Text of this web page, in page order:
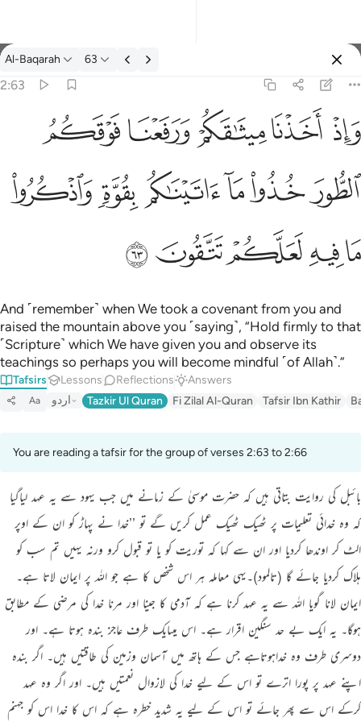
Tafsir: Al-Baqarah 2:63
Al-Baqarah 63
2:63
فوقكم الطور خذوا ما اتيناكم بقوة واذكروا ما فيه لعلكم تتقون ٦٣
ٱلطُّورَ خُذُوا۟ مَآ ءَاتَيْنَـٰكُم بِقُوَّةٍۢ وَٱذْكُرُوا۟ مَا فِيهِ لَعَلَّكُمْ تَتَّقُونَ ٦٣ﱚ ﱛﱜﱝﱞ
ﱟﱠﱡﱢ ﱣﱤ
ﱥﱦﱧﱨﱩ
And ˹remember˺ when We took a covenant from you and
raised the mountain above you ˹saying˺, “Hold firmly to that
˹Scripture˺ which We have given you and observe its
teachings so perhaps you will become mindful ˹of Allah˺.”
Tafsirs Lessons Reflections Answers
Aa اردو Tazkir Ul Quran Fi Zilal Al-Quran Tafsir Ibn Kathir
You are reading a tafsir for the group of verses 2:63 to 2:66
بائبل کی روایت بتاتی ہیں کہ حضرت موسیٰ کے زمانے میں جب یہود سے یہ عہد لیاگیا
کہ وہ خدائی تعلیمات پر ٹھیک ٹھیک عمل کریں گے تو ’’خدا نے پہاڑ کو ان کے اوپر
الٹ کر اوندھا کردیا اور ان سے کہا کہ توریت کو یا تو قبول کرو ورنہ یہیں تم سب کو
ہلاک کردیا جائے گا (تالمود)۔یہی معاملہ ہر اس شخص کا ہے جو اللہ پر ایمان لاتا ہے۔
ایمان لانا گویا اللہ سے یہ عہد کرنا ہے کہ آدمی کا جینا اور مرنا خدا کی مرضی کے مطابق
ہوگا۔ یہ ایک بے حد سنگین اقرار ہے۔ اس میںایک طرف عاجز بندہ ہوتا ہے۔ اور
دوسری طرف وہ خداہوتاہے جس کے ہاتھ میں آسمان وزمین کی طاقتیں ہیں۔ اگر بندہ
اپنے عہد پر پورا اترے تو اس کے لیے خدا کی لازوال نعمتیں ہیں۔ اور اگر وہ عہد
کرکے اس سے پھر جائے تو اس کے لیے یہ شدید خطرہ ہے کہ اس کا خدا اس کو جہنم